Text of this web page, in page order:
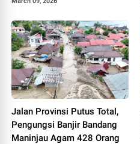
Jalan Provinsi Putus Total,
Pengungsi Banjir Bandang
Maninjau Agam 428 Orang